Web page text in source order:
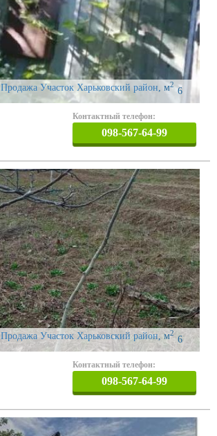
Продажа Участок Харьковский район, 6
м2
Контактный телефон:
098-567-64-99
Продажа Участок Харьковский район , 6
м2
Контактный телефон:
098-567-64-99